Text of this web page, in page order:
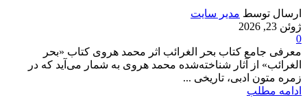
ارسال توسط مدیر سایت
ژوئن 23, 2026
0
معرفی جامع کتاب بحر الغرائب اثر محمد هروی کتاب «بحر
الغرائب» از آثار شناخته‌شده محمد هروی به شمار می‌آید که در
زمره متون ادبی، تاریخی ...
ادامه مطلب